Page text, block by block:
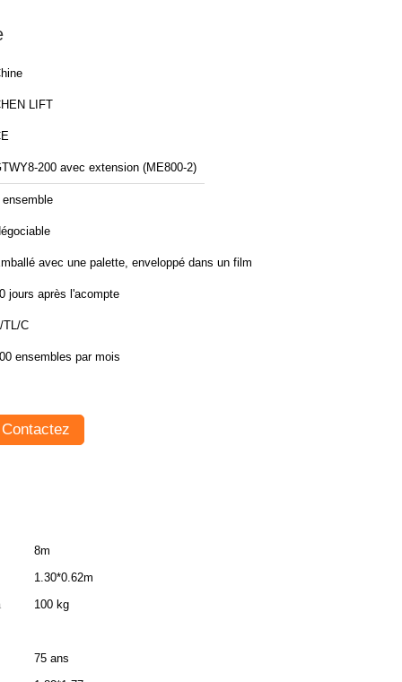
LIFT
200 avec extension (ME800-2)
ensemble
avec une palette, enveloppé dans un film
jours après l'acompte
TL/C
ensembles par mois
Contactez
8m
1.30*0.62m
100 kg
75 ans